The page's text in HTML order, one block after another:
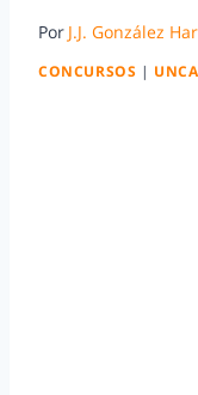
Por J.J. González
CONCURSOS |